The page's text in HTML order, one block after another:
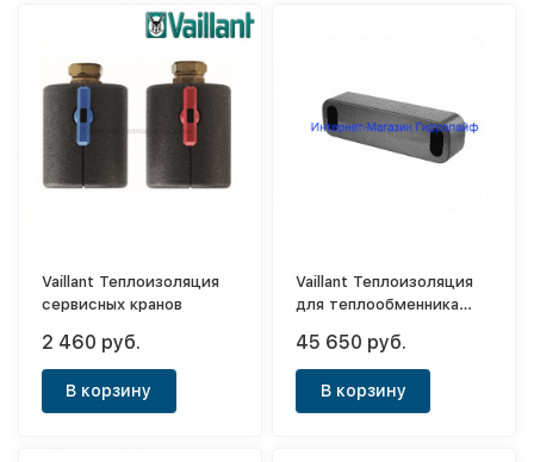
Vaillant Теплоизоляция
сервисных кранов
2 460 руб.
В корзину
Vaillant Теплоизоляция
для теплообменника
45 650 руб.
В корзину